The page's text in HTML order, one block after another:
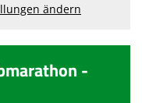
ändern
-